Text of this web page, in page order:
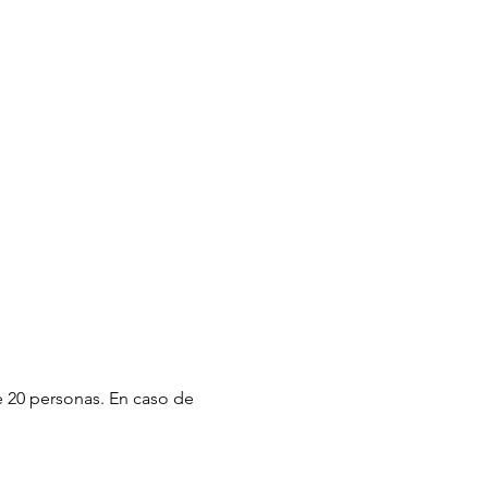
personas. En caso de